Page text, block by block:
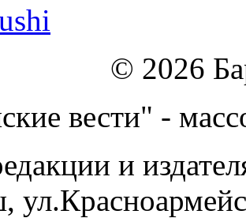
© 2026
вести" -
и